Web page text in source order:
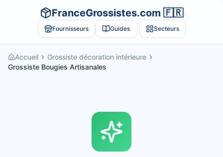
FranceGrossistes.com 🇫🇷
Fournisseurs Guides Secteurs
Accueil
Grossiste décoration intérieure
Grossiste Bougies Artisanales